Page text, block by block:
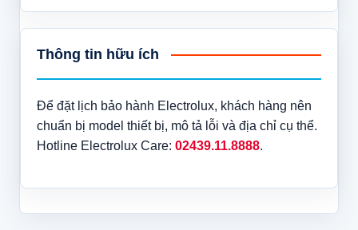
Thông tin hữu ích
Để đặt lịch bảo hành Electrolux, khách hàng nên
chuẩn bị model thiết bị, mô tả lỗi và địa chỉ cụ thể.
Hotline Electrolux Care: 02439.11.8888.